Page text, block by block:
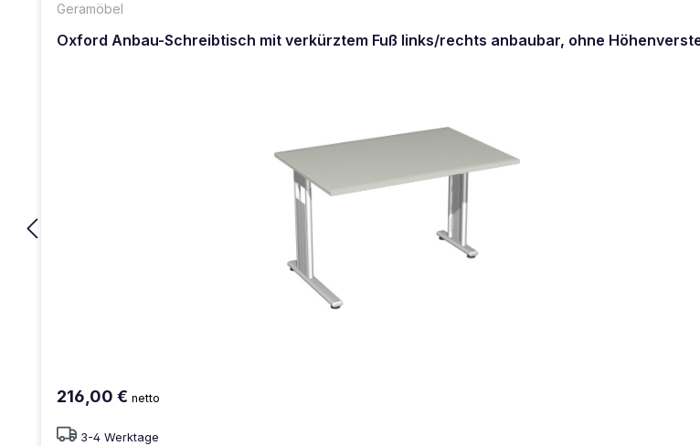
Geramöbel
Oxford Anbau-Schreibtisch mit verkürztem Fuß links/rechts anbaubar, ohne
216,00 € netto
3-4 Werktage